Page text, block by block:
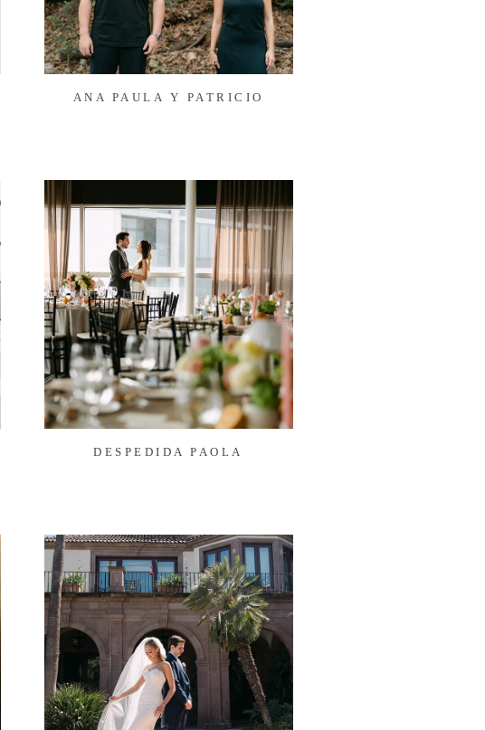
ANA PAULA Y PATRICIO
DESPEDIDA PAOLA